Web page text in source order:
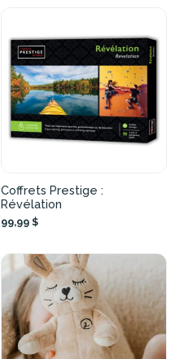
Coffrets Prestige :
Révélation
99,99 $